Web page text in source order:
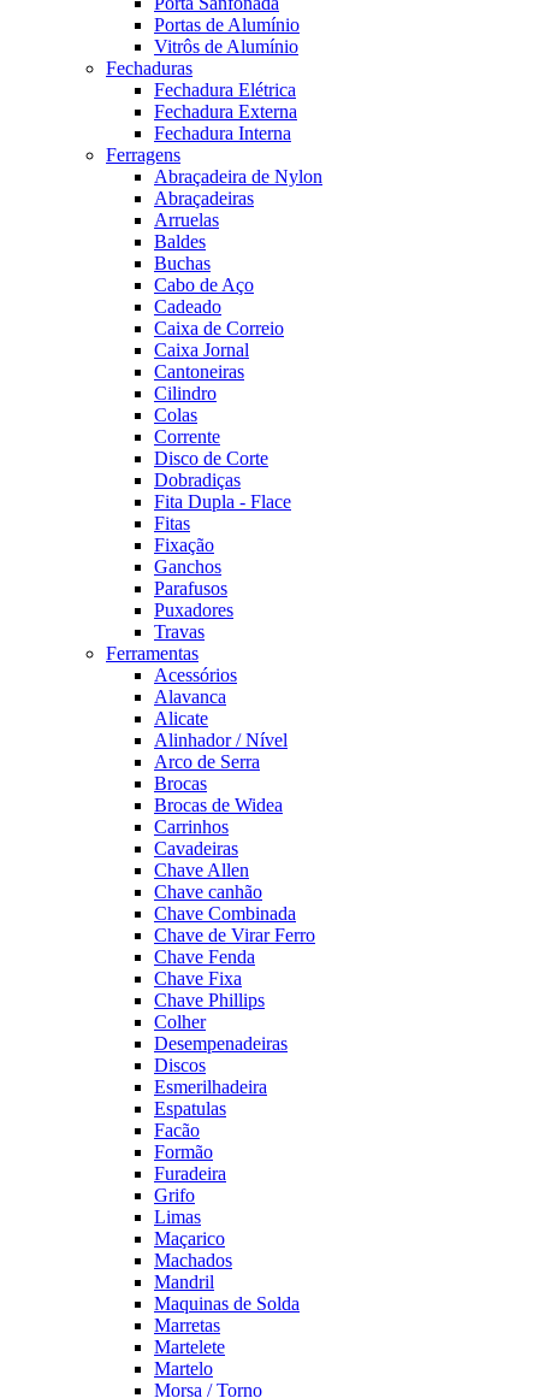
Portas de Alumínio
Vitrôs de Alumínio
Fechaduras
Fechadura Elétrica
Fechadura Externa
Fechadura Interna
Ferragens
Abraçadeira de Nylon
Abraçadeiras
Arruelas
Baldes
Buchas
Cabo de Aço
Cadeado
Caixa de Correio
Caixa Jornal
Cantoneiras
Cilindro
Colas
Corrente
Disco de Corte
Dobradiças
Fita Dupla - Flace
Fitas
Fixação
Ganchos
Parafusos
Puxadores
Travas
Ferramentas
Acessórios
Alavanca
Alicate
Alinhador / Nível
Arco de Serra
Brocas
Brocas de Widea
Carrinhos
Cavadeiras
Chave Allen
Chave canhão
Chave Combinada
Chave de Virar Ferro
Chave Fenda
Chave Fixa
Chave Phillips
Colher
Desempenadeiras
Discos
Esmerilhadeira
Espatulas
Facão
Formão
Furadeira
Grifo
Limas
Maçarico
Machados
Mandril
Maquinas de Solda
Marretas
Martelete
Martelo
Morsa / Torno